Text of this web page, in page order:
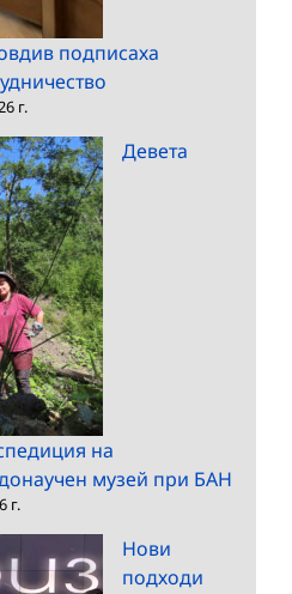
подписаха
г.
Девета
на
музей при БАН
г.
Нови
подходи